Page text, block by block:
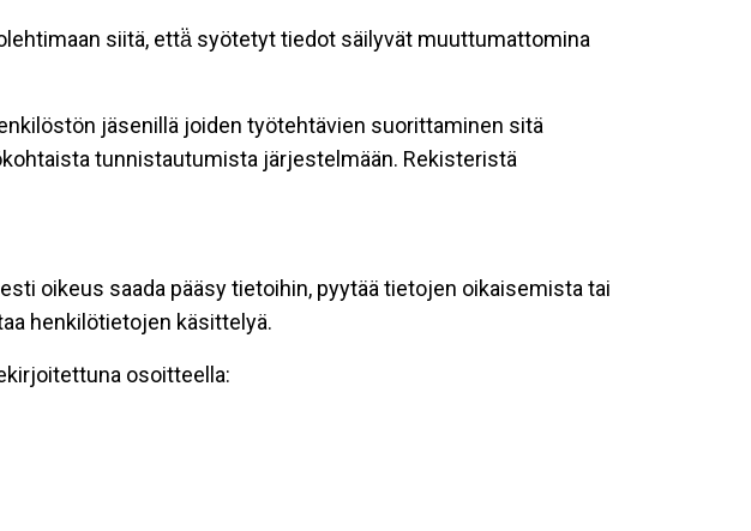
siitä, että̈ syötetyt tiedot säilyvät muuttumattomina
jäsenillä joiden työtehtävien suorittaminen sitä
tunnistautumista järjestelmään. Rekisteristä
oikeus saada pääsy tietoihin, pyytää tietojen oikaisemista tai
henkilötietojen käsittelyä.
osoitteella: